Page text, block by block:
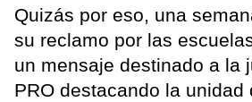
Quizás por eso, una
su reclamo por las
un mensaje destinado a la
PRO destacando la unidad